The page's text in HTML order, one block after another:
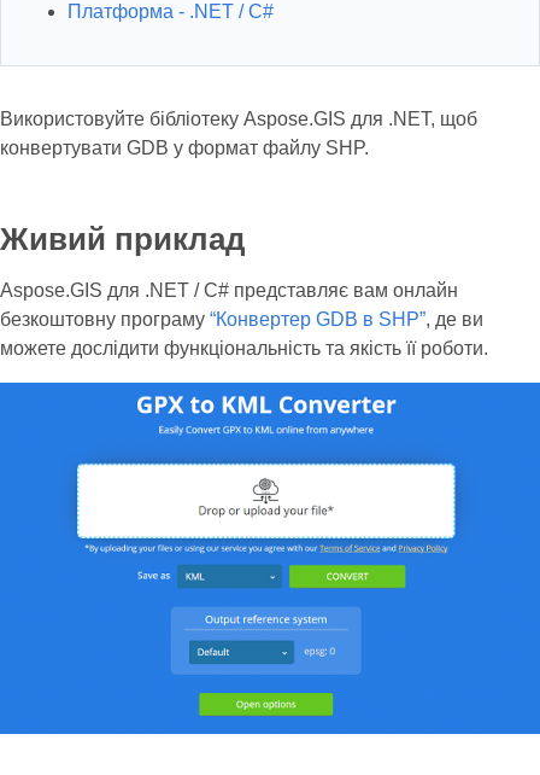
Платформа - .NET / C#
Використовуйте бібліотеку Aspose.GIS для .NET, щоб
конвертувати GDB у формат файлу SHP.
Живий приклад
Aspose.GIS для .NET / C# представляє вам онлайн
безкоштовну програму “Конвертер GDB в SHP”, де ви
можете дослідити функціональність та якість її роботи.